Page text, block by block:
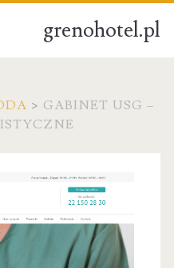
grenohotel.pl
> GABINET USG –